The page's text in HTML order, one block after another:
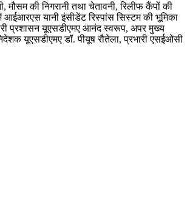
की निगरानी तथा चेतावनी, रिलीफ कैंपों की
आईआरएस यानी इंसीडेंट रिस्पांस सिस्टम की भूमिका
प्रशासन यूएसडीएमए आनंद स्वरूप, अपर मुख्य
यूएसडीएमए डॉ. पीयूष रौतेला, प्रभारी एसईओसी